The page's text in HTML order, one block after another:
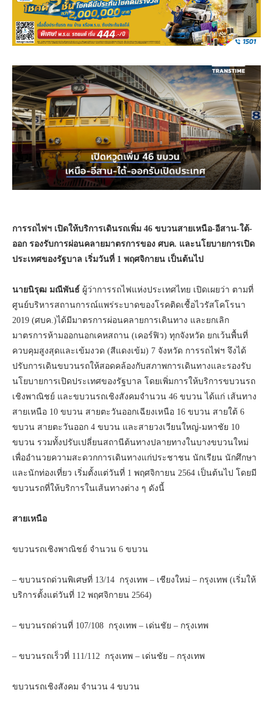
การรถไฟฯ เปิดให้บริการเดินรถเพิ่ม 46 ขบวนสายเหนือ-อีสาน-ใต้-
ออก รองรับการผ่อนคลายมาตรการของ ศบค. และนโยบายการเปิด
ประเทศของรัฐบาล เริ่มวันที่ 1 พฤศจิกายน เป็นต้นไป
นายนิรุฒ มณีพันธ์ ผู้ว่าการรถไฟแห่งประเทศไทย เปิดเผยว่า ตามที่
ศูนย์บริหารสถานการณ์แพร่ระบาดของโรคติดเชื้อไวรัสโคโรนา
2019 (ศบค.)ได้มีมาตรการผ่อนคลายการเดินทาง และยกเลิก
มาตรการห้ามออกนอกเคหสถาน (เคอร์ฟิว) ทุกจังหวัด ยกเว้นพื้นที่
ควบคุมสูงสุดและเข้มงวด (สีแดงเข้ม) 7 จังหวัด การรถไฟฯ จึงได้
ปรับการเดินขบวนรถให้สอดคล้องกับสภาพการเดินทางและรองรับ
นโยบายการเปิดประเทศของรัฐบาล โดยเพิ่มการให้บริการขบวนรถ
เชิงพาณิชย์ และขบวนรถเชิงสังคมจำนวน 46 ขบวน ได้แก่ เส้นทาง
สายเหนือ 10 ขบวน สายตะวันออกเฉียงเหนือ 16 ขบวน สายใต้ 6
ขบวน สายตะวันออก 4 ขบวน และสายวงเวียนใหญ่-มหาชัย 10
ขบวน รวมทั้งปรับเปลี่ยนสถานีต้นทางปลายทางในบางขบวนใหม่
เพื่ออำนวยความสะดวกการเดินทางแก่ประชาชน นักเรียน นักศึกษา
และนักท่องเที่ยว เริ่มตั้งแต่วันที่ 1 พฤศจิกายน 2564 เป็นต้นไป โดยมี
ขบวนรถที่ให้บริการในเส้นทางต่าง ๆ ดังนี้
สายเหนือ
ขบวนรถเชิงพาณิชย์ จำนวน 6 ขบวน
– ขบวนรถด่วนพิเศษที่ 13/14 กรุงเทพ – เชียงใหม่ – กรุงเทพ (เริ่มให้
บริการตั้งแต่วันที่ 12 พฤศจิกายน 2564)
– ขบวนรถด่วนที่ 107/108 กรุงเทพ – เด่นชัย – กรุงเทพ
– ขบวนรถเร็วที่ 111/112 กรุงเทพ – เด่นชัย – กรุงเทพ
ขบวนรถเชิงสังคม จำนวน 4 ขบวน